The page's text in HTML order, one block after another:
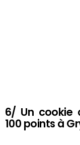
6/ Un cookie
100 points à